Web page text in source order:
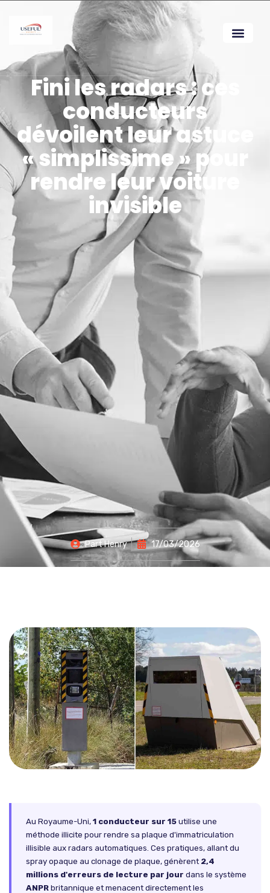
Fini les radars : ces
conducteurs
dévoilent leur astuce
« simplissime » pour
rendre leur voiture
invisible
PartHenry 17/03/2026
Au Royaume-Uni, 1 conducteur sur 15 utilise une
méthode illicite pour rendre sa plaque d'immatriculation
illisible aux radars automatiques. Ces pratiques, allant du
spray opaque au clonage de plaque, génèrent 2,4
millions d'erreurs de lecture par jour dans le système
ANPR britannique et menacent directement les